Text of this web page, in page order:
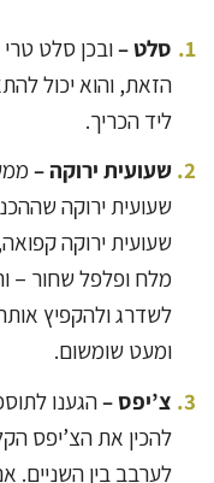
סלט –ובכן סלט
הזאת, והוא יכול
ליד הכריך.
שעועית ירוקה –
שעועית ירוקה
שעועית ירוקה
מלח ופלפל שחור –
לשדרג ולהקפיץ
ומעט שומשום.
צ’יפס –הגענו
להכין את הצ’יפס
לערבב בין